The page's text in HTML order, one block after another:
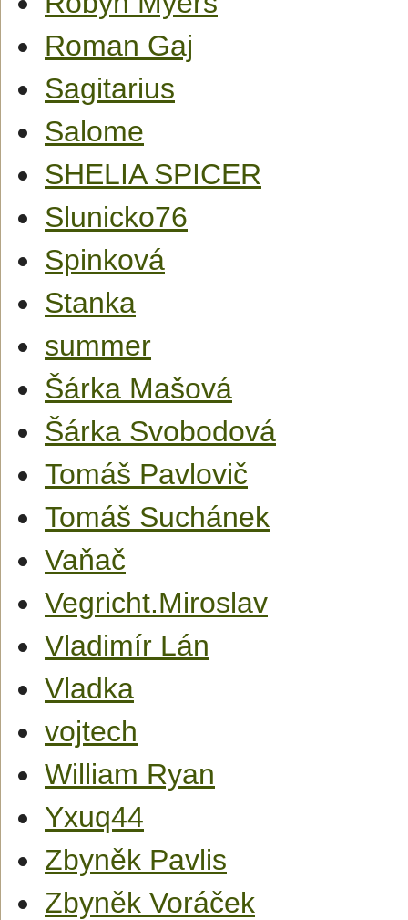
Roman Gaj
Sagitarius
Salome
SHELIA SPICER
Slunicko76
Spinková
Stanka
summer
Šárka Mašová
Šárka Svobodová
Tomáš Pavlovič
Tomáš Suchánek
Vaňač
Vegricht.Miroslav
Vladimír Lán
Vladka
vojtech
William Ryan
Yxuq44
Zbyněk Pavlis
Zbyněk Voráček